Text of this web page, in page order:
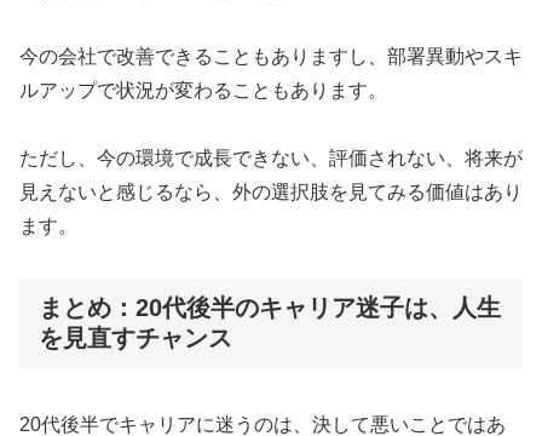
今の会社で改善できることもありますし、部署異動やスキ
ルアップで状況が変わることもあります。
ただし、今の環境で成長できない、評価されない、将来が
見えないと感じるなら、外の選択肢を見てみる価値はあり
ます。
まとめ：20代後半のキャリア迷子は、人生
を見直すチャンス
20代後半でキャリアに迷うのは、決して悪いことではあ